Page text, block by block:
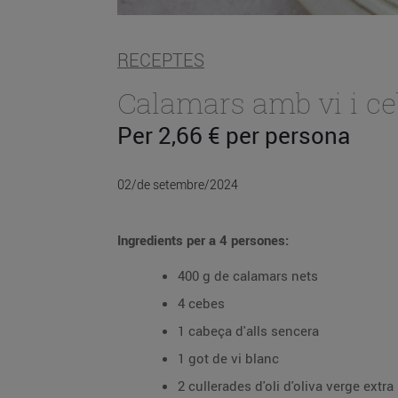
RECEPTES
Calamars amb vi i
Per 2,66 € per persona
02/de setembre/2024
Ingredients per a 4 persones:
400 g de calamars nets
4 cebes
1 cabeça d'alls sencera
1 got de vi blanc
2 cullerades d'oli d'oliva verge extra